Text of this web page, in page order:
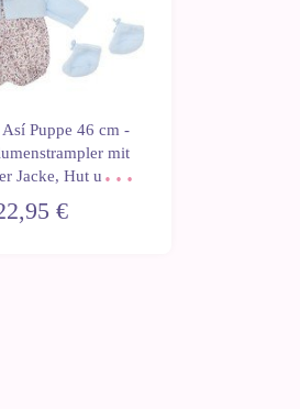
Puppe 46 cm -
mit
Jacke, Hut und
€